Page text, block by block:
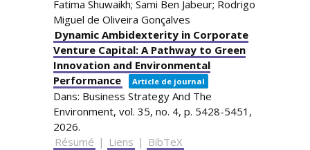
Fatima Shuwaikh; Sami Ben Jabeur; Rodrigo
Miguel de Oliveira Gonçalves
Dynamic Ambidexterity in Corporate
Venture Capital: A Pathway to Green
Innovation and Environmental
Performance
Article de journal
Dans: Business Strategy And The
Environment, vol. 35, no. 4, p. 5428-5451,
2026.
Résumé | Liens | BibTeX